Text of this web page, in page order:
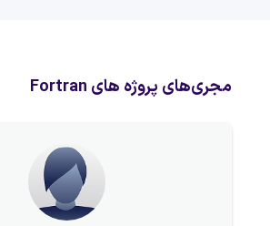
مجری‌های پروژه های Fortran